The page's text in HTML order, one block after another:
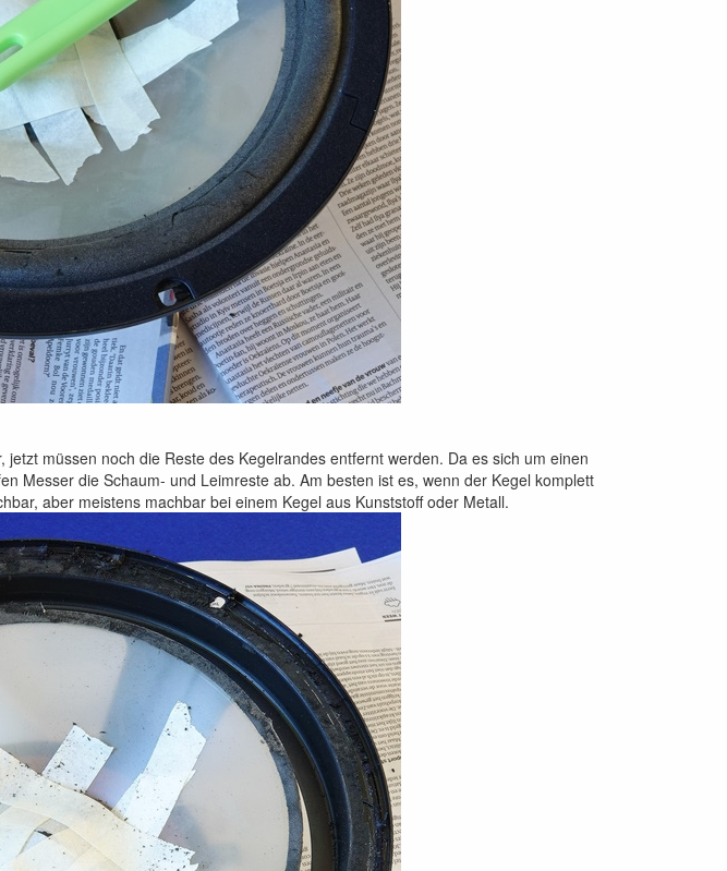
müssen noch die Reste des Kegelrandes entfernt werden. Da es sich um einen
Messer die Schaum- und Leimreste ab. Am besten ist es, wenn der Kegel komplett
aber meistens machbar bei einem Kegel aus Kunststoff oder Metall.